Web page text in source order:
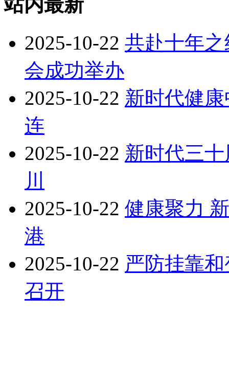
2025-10-22 共赴十年
会成功举办
2025-10-22 新时代健
连
2025-10-22 新时代三
川
2025-10-22 健康聚力
港
2025-10-22 严防挂靠
召开